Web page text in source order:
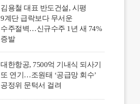
김용철 대표 반도건설, 시평
9계단 급락보다 무서운
수주절벽…신규수주 1년 새 74%
증발
대한항공, 7500억 기내식 되사기
또 연기…조원태 ‘공급망 회수’
공정위 문턱서 걸려